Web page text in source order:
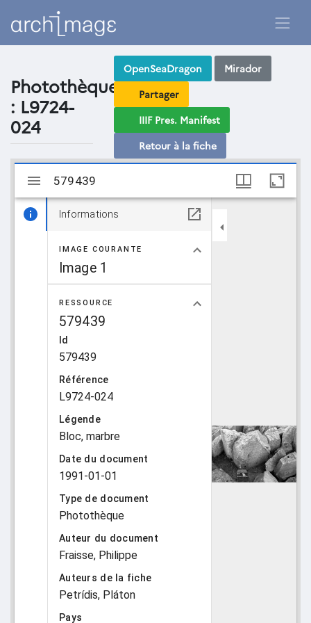
Photothèque
: L9724-
024
OpenSeaDragon
Mirador
Partager
IIIF Pres. Manifest
Retour à la fiche
Visualiseur
Mirador
579439
Informations
IMAGE COURANTE
Image 1
RESSOURCE
579439
Id
579439
Référence
L9724-024
Légende
Bloc, marbre
Date du document
1991-01-01
Type de document
Photothèque
Auteur du document
Fraisse, Philippe
Auteurs de la fiche
Petrídis, Pláton
Pays
579439